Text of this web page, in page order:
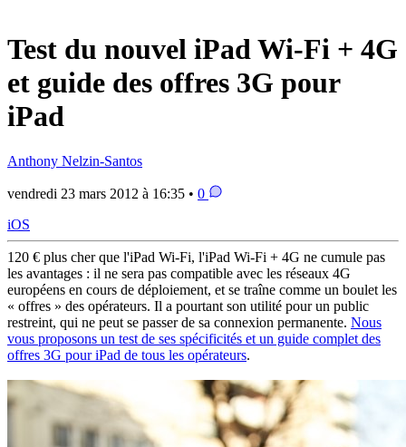
Test du nouvel iPad Wi-Fi + 4G
et guide des offres 3G pour
iPad
Anthony Nelzin-Santos
vendredi 23 mars 2012 à 16:35 • 0
iOS
120 € plus cher que l'iPad Wi-Fi, l'iPad Wi-Fi + 4G ne cumule pas
les avantages : il ne sera pas compatible avec les réseaux 4G
européens en cours de déploiement, et se traîne comme un boulet les
« offres » des opérateurs. Il a pourtant son utilité pour un public
restreint, qui ne peut se passer de sa connexion permanente. Nous
vous proposons un test de ses spécificités et un guide complet des
offres 3G pour iPad de tous les opérateurs.